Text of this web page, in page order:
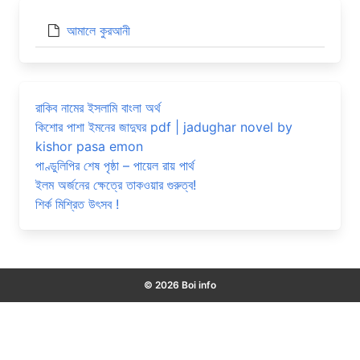
আমালে কুরআনী
রাকিব নামের ইসলামি বাংলা অর্থ
কিশোর পাশা ইমনের জাদুঘর pdf | jadughar novel by
kishor pasa emon
পাণ্ডুলিপির শেষ পৃষ্ঠা – পায়েল রায় পার্থ
ইলম অর্জনের ক্ষেত্রে তাকওয়ার গুরুত্ব!
শির্ক মিশ্রিত উৎসব !
© 2026 Boi info